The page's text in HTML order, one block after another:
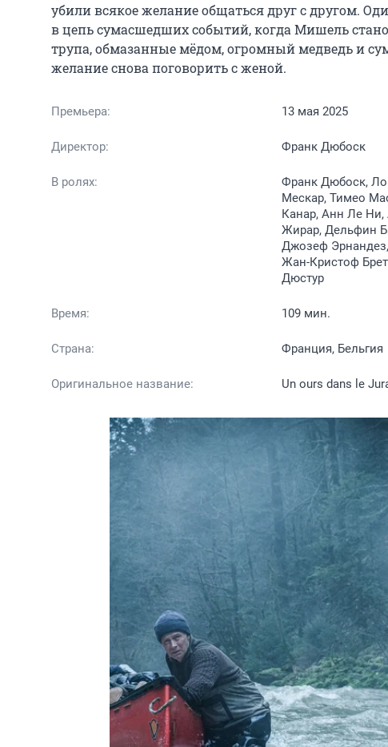
убили всякое желание общаться друг с другом.
в цепь сумасшедших событий, когда Мишель
трупа, обмазанные мёдом, огромный медведь и
желание снова поговорить с женой.
Премьера: 13 мая 2025
Директор: Франк Дюбоск
В ролях:
Франк Дюбоск,
Мескар, Тимео
Канар, Анн Ле Ни,
Жирар, Дельфин
Джозеф
Жан-Кристоф
Дюстур
Время: 109 мин.
Страна: Франция, Бельгия
Оригинальное название: Un ours dans le